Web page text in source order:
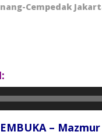
Cempedak
– Mazmur